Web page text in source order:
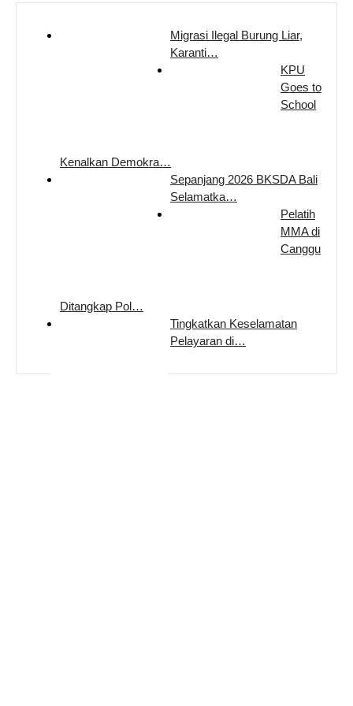
Migrasi Ilegal Burung Liar,
Karanti…
KPU
Goes to
School
Kenalkan Demokra…
Sepanjang 2026 BKSDA Bali
Selamatka…
Pelatih
MMA di
Canggu
Ditangkap Pol…
Tingkatkan Keselamatan
Pelayaran di…